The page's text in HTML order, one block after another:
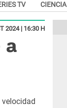
TV CIENCIA
2024 | 16:30 H